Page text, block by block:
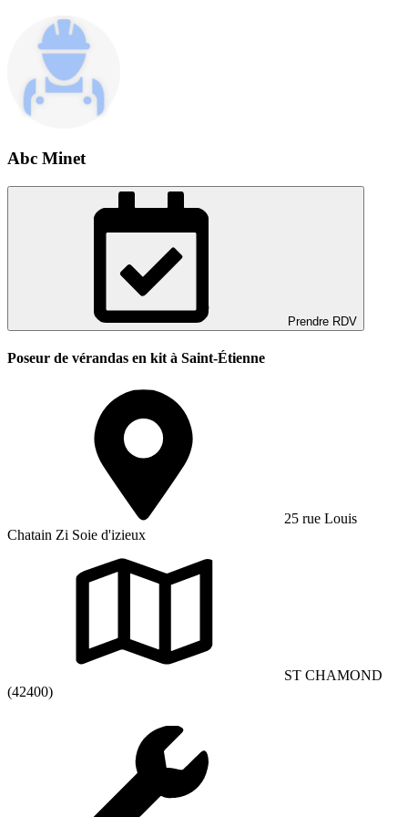
Abc Minet
Prendre RDV
Poseur de vérandas en kit à Saint-Étienne
25 rue Louis
Chatain Zi Soie d'izieux
ST CHAMOND
(42400)